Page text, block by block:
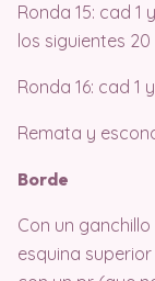
Ronda 15: cad 1
los siguientes
Ronda 16: cad 1
Remata y
Borde
Con un
esquina